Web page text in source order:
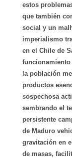
estos
que también
social y un
imperialismo
en el Chile de
funcionamiento
la población
productos
sospechosa
sembrando el
persistente
de Maduro
gravitación en
de masas,